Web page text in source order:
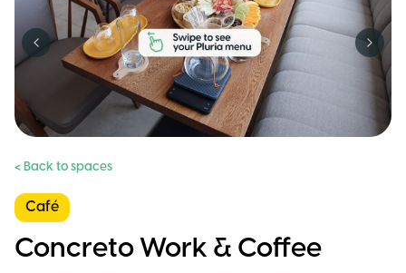
Previous slide Next
< Back to spaces
Café
Concreto Work & Coffee